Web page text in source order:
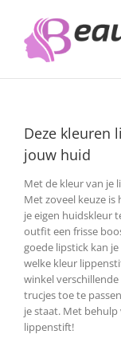
inhoud
Deze kleuren
jouw huid
Met de kleur van je
Met zoveel keuze
je eigen huidskleur
outfit een frisse
goede lipstick kan
welke kleur
winkel
trucjes toe te
je staat. Met
lippenstift!